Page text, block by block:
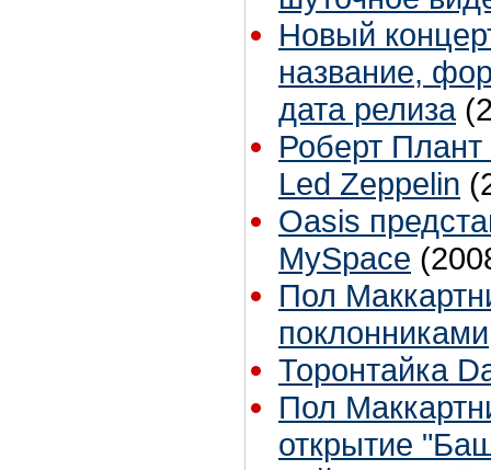
Новый
название,
дата релиза
Роберт Плант
Led Zeppelin
Oasis
MySpace
Пол
поклонниками
Торонтайка
Пол
открытие